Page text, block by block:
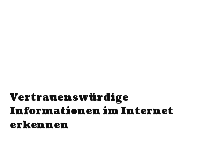
Vertrauenswürdige
Informationen im Internet
erkennen